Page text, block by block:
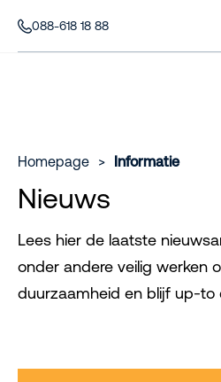
088-618 18 88
Homepage > Informatie
Nieuws
Lees hier de laatste
onder andere veilig werken
duurzaamheid en blijf up-to